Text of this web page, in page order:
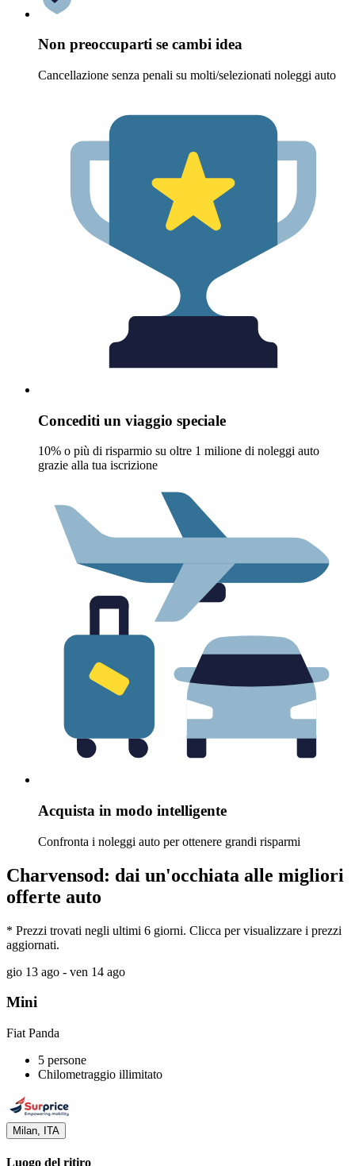
Non preoccuparti se cambi idea
Cancellazione senza penali su molti/selezionati noleggi auto
Concediti un viaggio speciale
10% o più di risparmio su oltre 1 milione di noleggi auto
grazie alla tua iscrizione
Acquista in modo intelligente
Confronta i noleggi auto per ottenere grandi risparmi
Charvensod: dai un'occhiata alle migliori
offerte auto
* Prezzi trovati negli ultimi 6 giorni. Clicca per visualizzare i prezzi
aggiornati.
gio 13 ago - ven 14 ago
Mini
Fiat Panda
5 persone
Chilometraggio illimitato
Milan, ITA
Luogo del ritiro